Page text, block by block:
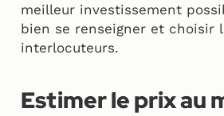
meilleur investissement
bien se renseigner et choisir
interlocuteurs.
Estimer le prix au